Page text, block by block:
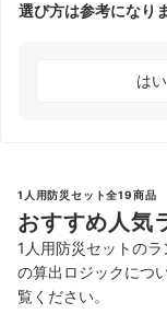
選び方は参考になり
はい
1人用防災セット全19商品
おすすめ人気
1人用防災セットの
の算出ロジックについ
覧ください。